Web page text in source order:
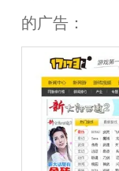
的广告：